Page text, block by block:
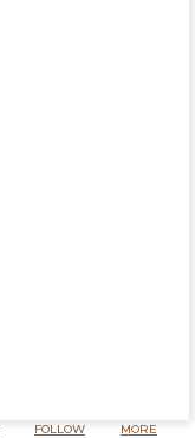
FOLLOW
MORE